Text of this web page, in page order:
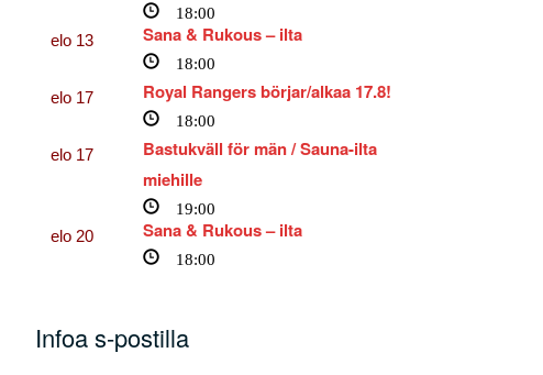
18:00
elo 13 Sana & Rukous – ilta
18:00
elo 17 Royal Rangers börjar/alkaa 17.8!
18:00
elo 17
Bastukväll för män / Sauna-ilta
miehille
19:00
elo20 Sana & Rukous – ilta
18:00
Infoa s-postilla